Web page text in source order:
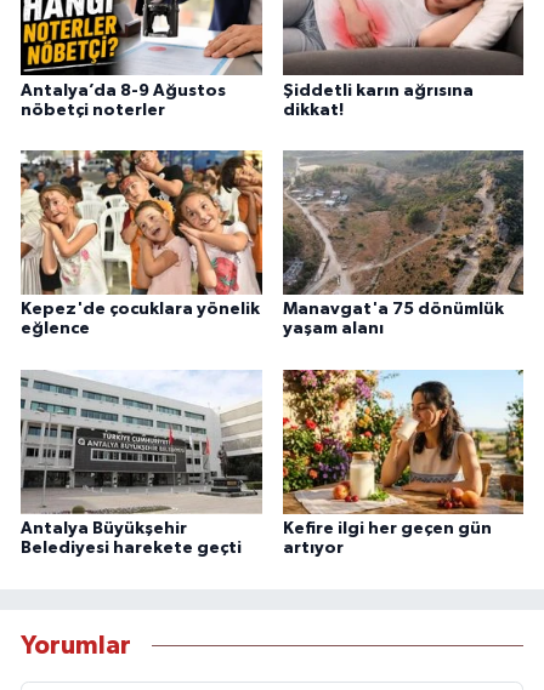
Antalya’da 8-9 Ağustos
nöbetçi noterler
Şiddetli karın ağrısına
dikkat!
Kepez'de çocuklara yönelik
eğlence
Manavgat'a 75 dönümlük
yaşam alanı
Antalya Büyükşehir
Belediyesi harekete geçti
Kefire ilgi her geçen gün
artıyor
Yorumlar